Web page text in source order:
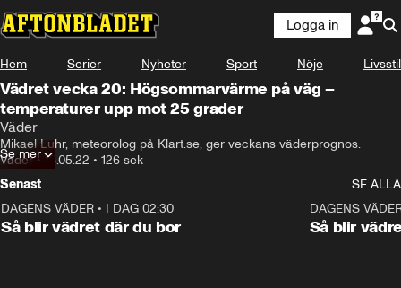
Logga in
Hem Serier Nyheter Sport Nöje Livsstil
Vädret vecka 20: Högsommarvärme på väg –
temperaturer upp mot 25 grader
Väder
Mikael Luhr, meteorolog på Klart.se, ger veckans väderprognos.
Väder• 16.05.22 • 126 sek
Se mer
Senast
SE ALLA
DAGENS VÄDER • I DAG 02:30
Så blir vädret där du bor
DAGENS
Så blir